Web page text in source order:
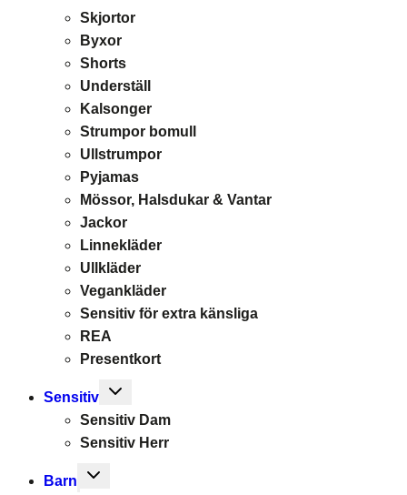
Skjortor
Byxor
Shorts
Underställ
Kalsonger
Strumpor bomull
Ullstrumpor
Pyjamas
Mössor, Halsdukar & Vantar
Jackor
Linnekläder
Ullkläder
Vegankläder
Sensitiv för extra känsliga
REA
Presentkort
Sensitiv
Toggle
menu
Sensitiv Dam
Sensitiv Herr
Barn
Toggle